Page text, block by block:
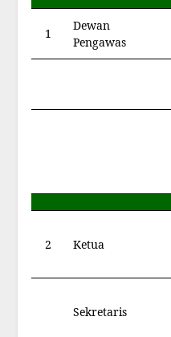
1
Dewan
Pengawas
2 Ketua
Sekretaris